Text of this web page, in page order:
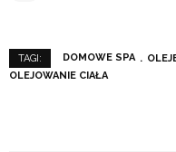
TAGI: DOMOWE SPA
OLEJOWANIE CIAŁA